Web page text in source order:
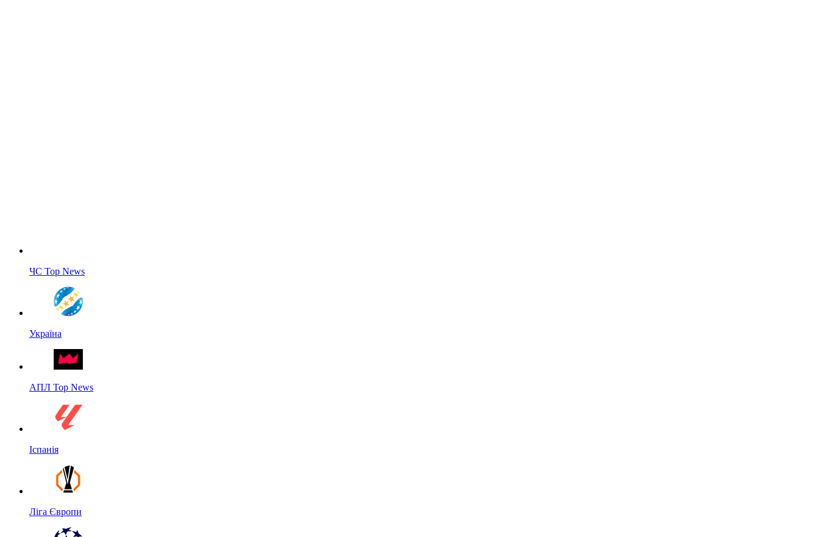
ЧС Top News
Україна
АПЛ Top News
Іспанія
Ліга Європи